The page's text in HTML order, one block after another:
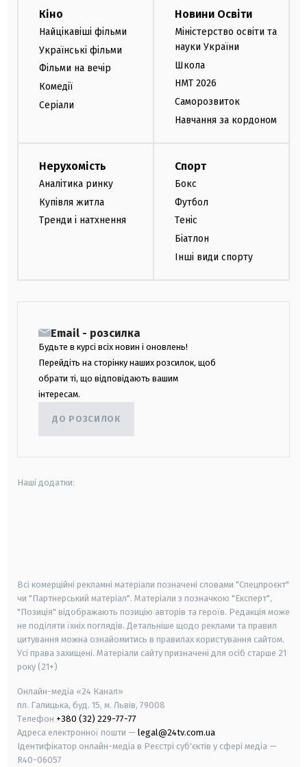
Кіно
Найцікавіші фільми
Українські фільми
Фільми на вечір
Комедії
Серіали
Новини Освіти
Міністерство освіти та
науки України
Школа
НМТ 2026
Саморозвиток
Навчання за кордоном
Нерухомість
Аналітика ринку
Купівля житла
Тренди і натхнення
Спорт
Бокс
Футбол
Теніс
Біатлон
Інші види спорту
Email - розсилка
Будьте в курсі всіх новин і оновлень!
Перейдіть на сторінку наших розсилок, щоб
обрати ті, що відповідають вашим
інтересам.
ДО РОЗСИЛОК
Наші додатки:
Всі комерційні рекламні матеріали позначені словами "Спецпроєкт"
чи "Партнерський матеріал". Матеріали з позначкою "Експерт",
"Позиція" відображають позицію авторів та героїв. Редакція може
не поділяти їхніх поглядів. Детальніше щодо реклами та правил
цитування можна ознайомитись в правилах користування сайтом.
Усі права захищені. Матеріали сайту призначені для осіб старше 21
року (21+)
Онлайн-медіа «24 Канал»
пл. Галицька, буд. 15, м. Львів, 79008
Телефон +380 (32) 229-77-77
Адреса електронної пошти — legal@24tv.com.ua
Ідентифікатор онлайн-медіа в Реєстрі суб'єктів у сфері медіа —
R40-06057